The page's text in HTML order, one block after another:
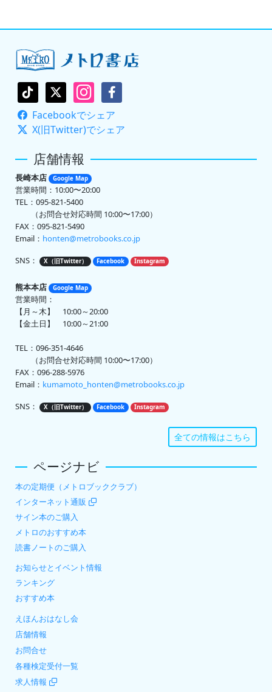
Facebookでシェア
X(旧Twitter)でシェア
店舗情報
長崎本店 Google Map
営業時間：10:00〜20:00
TEL：095-821-5400
（お問合せ対応時間 10:00〜17:00）
FAX：095-821-5490
Email： honten@metrobooks.co.jp
SNS： X（旧Twitter） Facebook Instagram
熊本本店 Google Map
営業時間：
【月～木】 10:00～20:00
【金土日】 10:00～21:00
TEL：096-351-4646
（お問合せ対応時間 10:00〜17:00）
FAX：096-288-5976
Email： kumamoto_honten@metrobooks.co.jp
SNS： X（旧Twitter） Facebook Instagram
全ての情報はこちら
ページナビ
本の定期便（メトロブッククラブ）
インターネット通販
サイン本のご購入
メトロのおすすめ本
読書ノートのご購入
お知らせとイベント情報
ランキング
おすすめ本
えほんおはなし会
店舗情報
お問合せ
各種検定受付一覧
求人情報